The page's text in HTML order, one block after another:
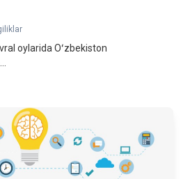
oylarida Oʻzbekiston